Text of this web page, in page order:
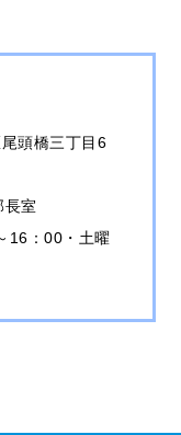
頭橋三丁目6
室
16：00・土曜